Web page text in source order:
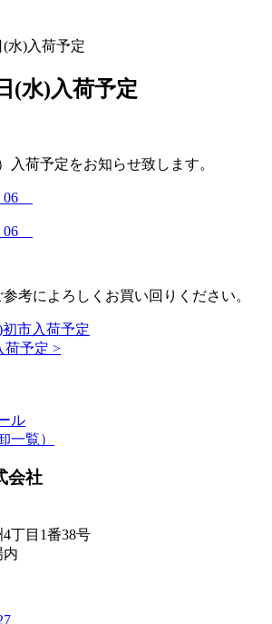
水)入荷予定
(水)入荷予定
入荷予定をお知らせ致します。
06
06
参考によろしくお買い回りください。
市入荷予定
荷予定 >
ル
一覧）
丁目1番38号
内